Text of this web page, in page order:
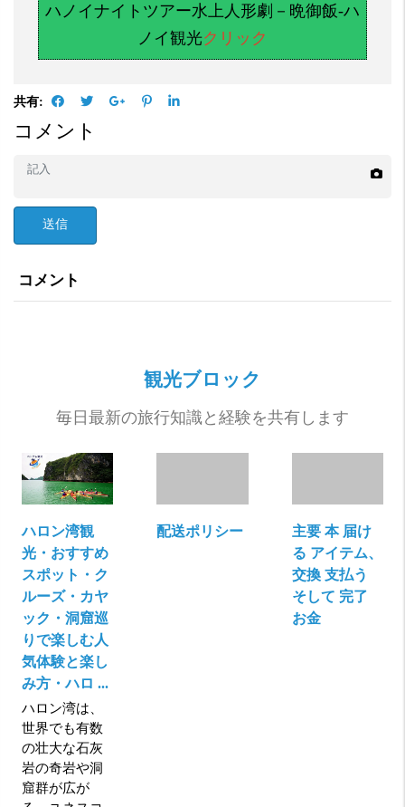
ハノイナイトツアー水上人形劇－晩御飯-ハ
ノイ観光クリック
共有:
コメント
送信
コメント
観光ブロック
毎日最新の旅行知識と経験を共有します
ハロン湾観
光・おすすめ
スポット・ク
ルーズ・カヤ
ック・洞窟巡
りで楽しむ人
気体験と楽し
み方・ハロ ...
ハロン湾は、
世界でも有数
の壮大な石灰
岩の奇岩や洞
窟群が広が
配送ポリシー
主要 本 届け
る アイテム、
交換 支払う
そして 完了
お金